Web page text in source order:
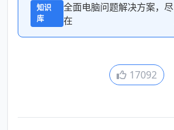
知识
库
全面电脑问题解决方案，尽
在
17092